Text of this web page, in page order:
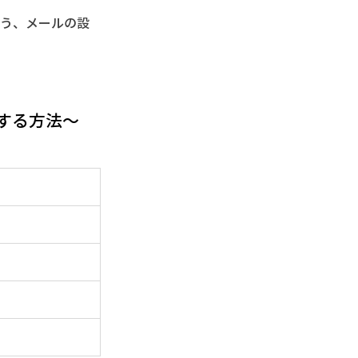
、メールの設
る方法〜